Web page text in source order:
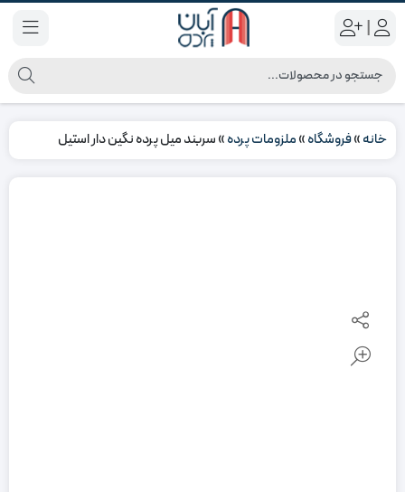
|
خانه»فروشگاه»ملزومات پرده»سربند میل پرده نگین دار استیل